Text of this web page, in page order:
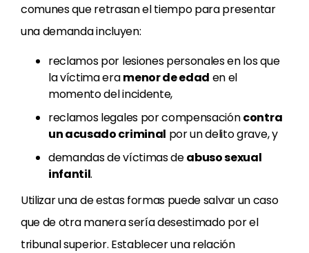
comunes que retrasan el tiempo para presentar
una demanda incluyen:
reclamos por lesiones personales en los que
la víctima eramenor de edad en el
momento del incidente,
reclamos legales por compensacióncontra
un acusado criminal por un delito grave, y
demandas de víctimas deabuso sexual
infantil.
Utilizar una de estas formas puede salvar un caso
que de otra manera sería desestimado por el
tribunal superior. Establecer una relación